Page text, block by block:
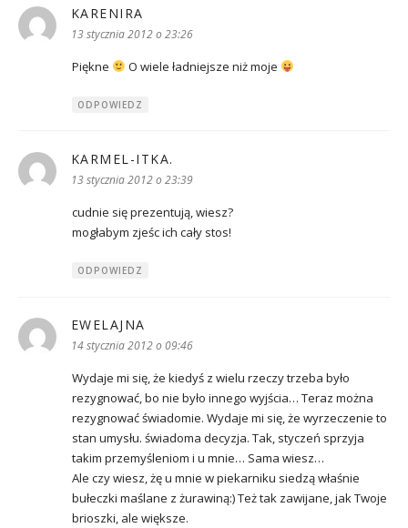
KARENIRA
13 stycznia 2012 o 23:26
Piękne O wiele ładniejsze niż moje
ODPOWIEDZ
KARMEL-ITKA.
13 stycznia 2012 o 23:39
cudnie się prezentują, wiesz?
mogłabym zjeśc ich cały stos!
ODPOWIEDZ
EWELAJNA
14 stycznia 2012 o 09:46
Wydaje mi się, że kiedyś z wielu rzeczy trzeba było
rezygnować, bo nie było innego wyjścia… Teraz można
rezygnować świadomie. Wydaje mi się, że wyrzeczenie to
stan umysłu. świadoma decyzja. Tak, styczeń sprzyja
takim przemyśleniom i u mnie… Sama wiesz…
Ale czy wiesz, żę u mnie w piekarniku siedzą właśnie
bułeczki maślane z żurawiną:) Też tak zawijane, jak Twoje
brioszki, ale większe.